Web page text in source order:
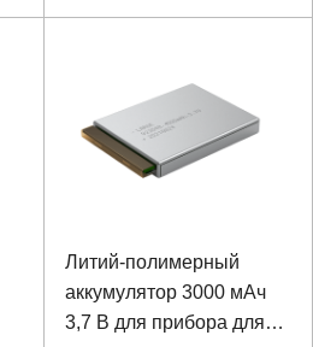
Литий-полимерный
аккумулятор 3000 мАч
3,7 В для прибора для